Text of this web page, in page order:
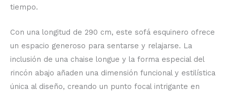
tiempo.
Con una longitud de 290 cm, este sofá esquinero ofrece
un espacio generoso para sentarse y relajarse. La
inclusión de una chaise longue y la forma especial del
rincón abajo añaden una dimensión funcional y estilística
única al diseño, creando un punto focal intrigante en